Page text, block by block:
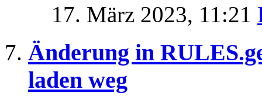
17. März 2023, 11:21
Änderung in
laden weg